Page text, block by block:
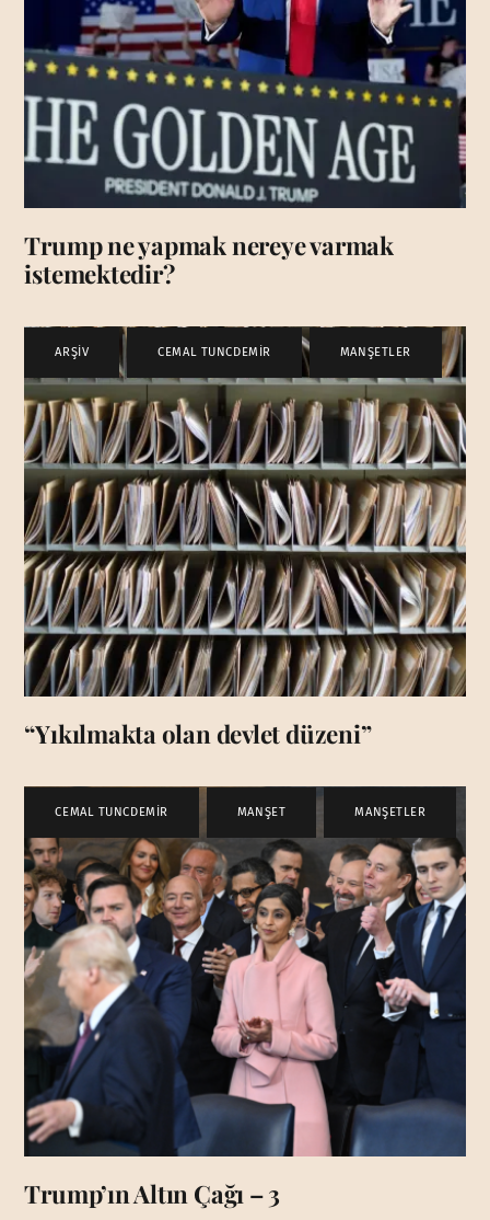
Trump ne yapmak nereye varmak
istemektedir?
ARŞİV CEMAL TUNCDEMİR , MANŞETLER
“Yıkılmakta olan devlet düzeni”
CEMAL TUNCDEMİR MANŞET MANŞETLER
Trump’ın Altın Çağı – 3